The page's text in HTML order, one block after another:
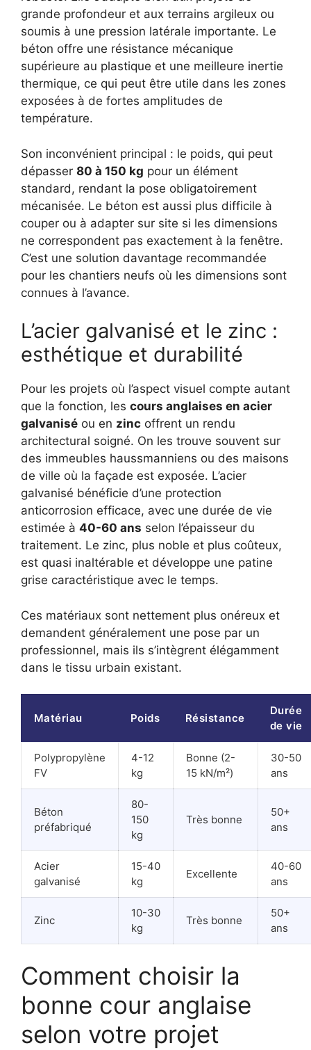
grande profondeur et aux terrains argileux ou
soumis à une pression latérale importante. Le
béton offre une résistance mécanique
supérieure au plastique et une meilleure inertie
thermique, ce qui peut être utile dans les zones
exposées à de fortes amplitudes de
température.
Son inconvénient principal : le poids, qui peut
dépasser 80 à 150 kg pour un élément
standard, rendant la pose obligatoirement
mécanisée. Le béton est aussi plus difficile à
couper ou à adapter sur site si les dimensions
ne correspondent pas exactement à la fenêtre.
C’est une solution davantage recommandée
pour les chantiers neufs où les dimensions sont
connues à l’avance.
L’acier galvanisé et le zinc :
esthétique et durabilité
Pour les projets où l’aspect visuel compte autant
que la fonction, les cours anglaises en acier
galvanisé ou en zinc offrent un rendu
architectural soigné. On les trouve souvent sur
des immeubles haussmanniens ou des maisons
de ville où la façade est exposée. L’acier
galvanisé bénéficie d’une protection
anticorrosion efficace, avec une durée de vie
estimée à 40-60 ans selon l’épaisseur du
traitement. Le zinc, plus noble et plus coûteux,
est quasi inaltérable et développe une patine
grise caractéristique avec le temps.
Ces matériaux sont nettement plus onéreux et
demandent généralement une pose par un
professionnel, mais ils s’intègrent élégamment
dans le tissu urbain existant.
Matériau Poids Résistance
Durée
de vie
Polypropylène
FV
4-12
kg
Bonne (2-
15 kN/m²)
30-50
ans
Béton
préfabriqué
80-
150
kg
Très bonne
50+
ans
Acier
galvanisé
15-40
kg
Excellente
40-60
ans
Zinc
10-30
kg
Très bonne
50+
ans
Comment choisir la
bonne cour anglaise
selon votre projet